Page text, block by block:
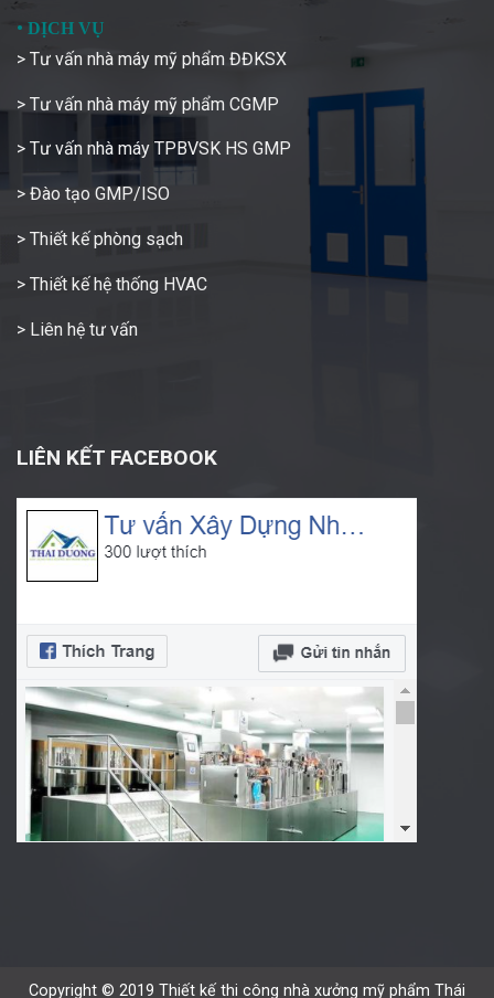
• DỊCH VỤ
> Tư vấn nhà máy mỹ phẩm ĐĐKSX
> Tư vấn nhà máy mỹ phẩm CGMP
> Tư vấn nhà máy TPBVSK HS GMP
> Đào tạo GMP/ISO
> Thiết kế phòng sạch
> Thiết kế hệ thống HVAC
> Liên hệ tư vấn
LIÊN KẾT FACEBOOK
Copyright © 2019 Thiết kế thi công nhà xưởng mỹ phẩm Thái